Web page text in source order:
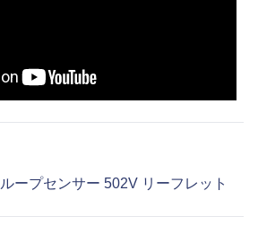
ープセンサー 502V リーフレット